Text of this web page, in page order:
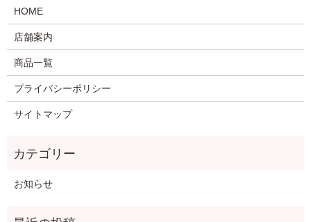
HOME
店舗案内
商品一覧
プライバシーポリシー
サイトマップ
お知らせ